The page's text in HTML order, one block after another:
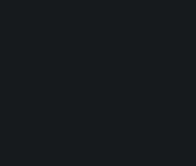
В самый первый
— после клуба
а цепочка
в номер дорогого
обеспеченный ухажёр.
постепенно увязает в